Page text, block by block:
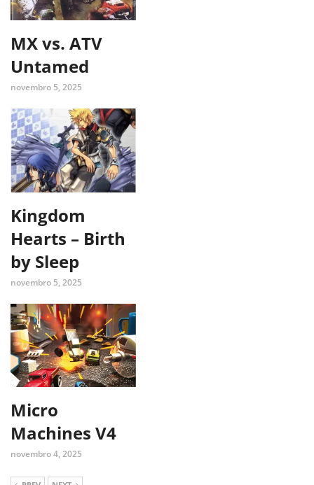
MX vs. ATV
Untamed
novembro 5, 2025
Kingdom
Hearts – Birth
by Sleep
novembro 5, 2025
Micro
Machines V4
novembro 4, 2025